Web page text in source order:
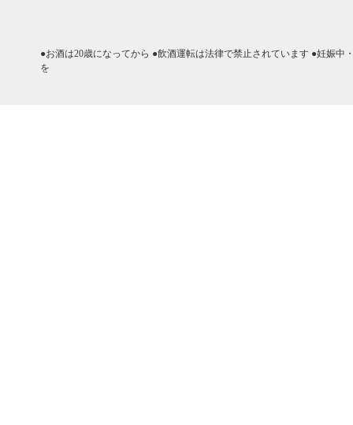
●お酒は20歳になってから ●飲酒運転は法律で禁止されています ●妊娠
を